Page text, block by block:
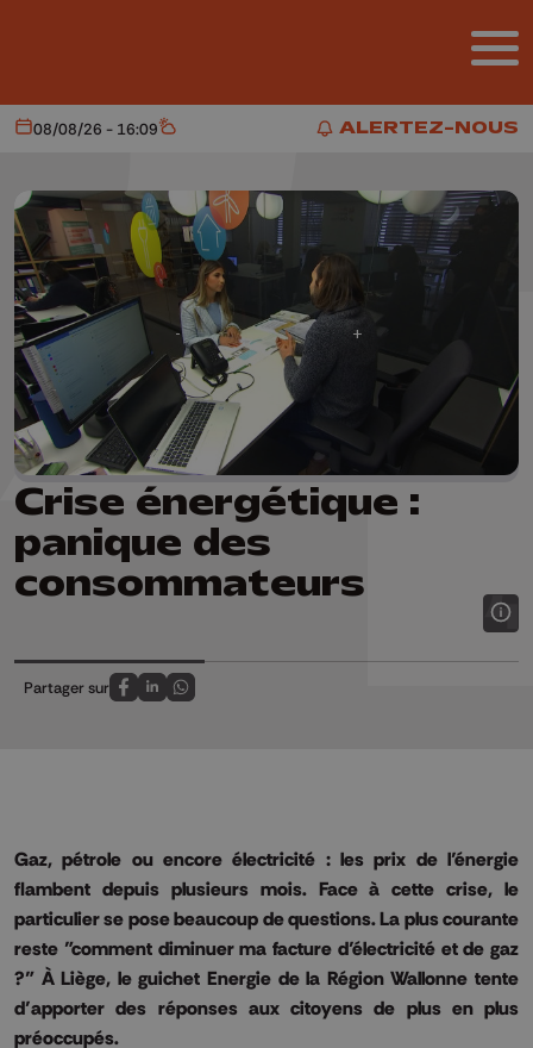
ALERTEZ-NOUS
ALERTEZ-NOUS
Aujourd'hui
08/08/26 - 16:09 Météo
Crise énergétique :
panique des
consommateurs
Partager sur
Partagez sur FaceBook
Partagez sur LinkedIn
Partagez sur Whatsapp
Gaz, pétrole ou encore électricité : les prix de l’énergie
flambent depuis plusieurs mois. Face à cette crise, le
particulier se pose beaucoup de questions. La plus courante
reste "comment diminuer ma facture d’électricité et de gaz
?" À Liège, le guichet Energie de la Région Wallonne tente
d’apporter des réponses aux citoyens de plus en plus
préoccupés.